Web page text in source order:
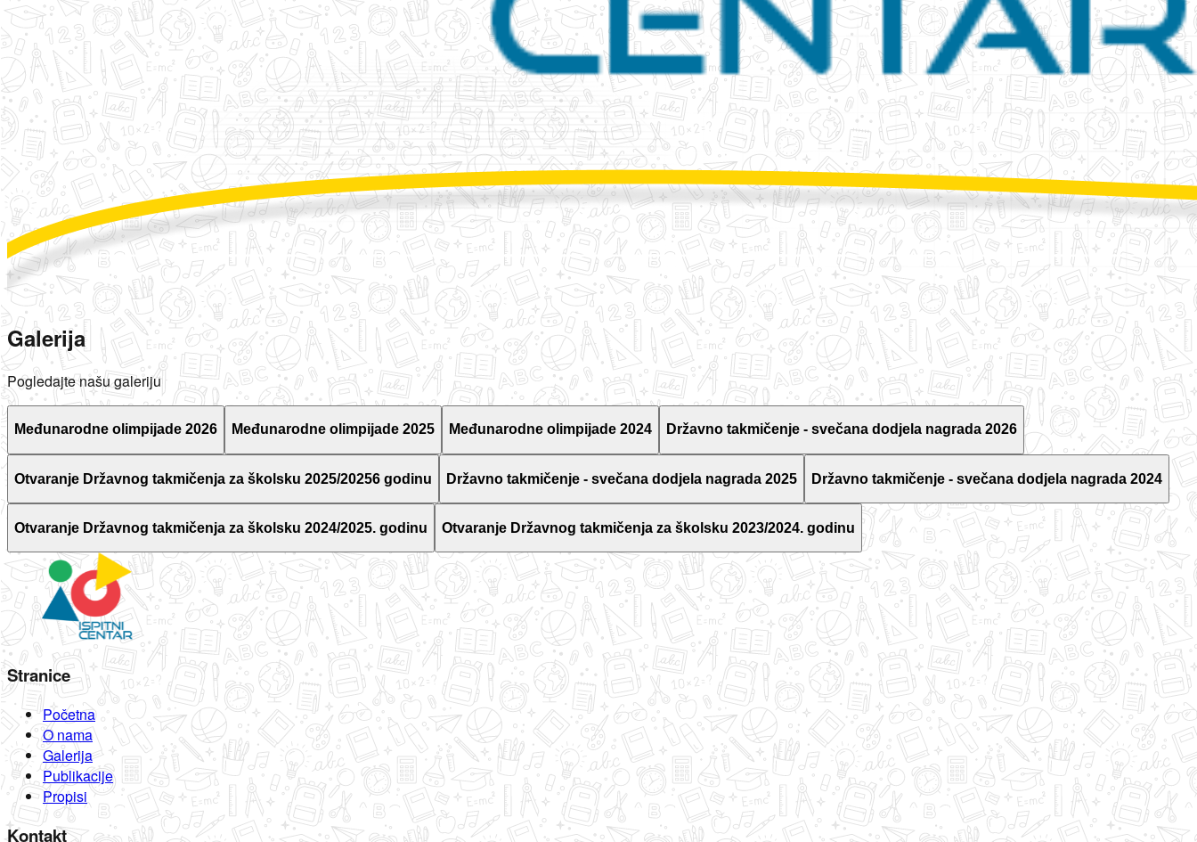
Galerija
Pogledajte našu galeriju
Međunarodne olimpijade 2026 Međunarodne olimpijade 2025 Međunarodne olimpijade 2024 Državno takmičenje - svečana dodjela nagrada 2026
Otvaranje Državnog takmičenja za školsku 2025/20256 godinu Državno takmičenje - svečana dodjela nagrada 2025 Državno takmičenje - svečana dodjela nagrada 2024
Otvaranje Državnog takmičenja za školsku 2024/2025. godinu Otvaranje Državnog takmičenja za školsku 2023/2024. godinu
Stranice
Početna
O nama
Galerija
Publikacije
Propisi
Kontakt